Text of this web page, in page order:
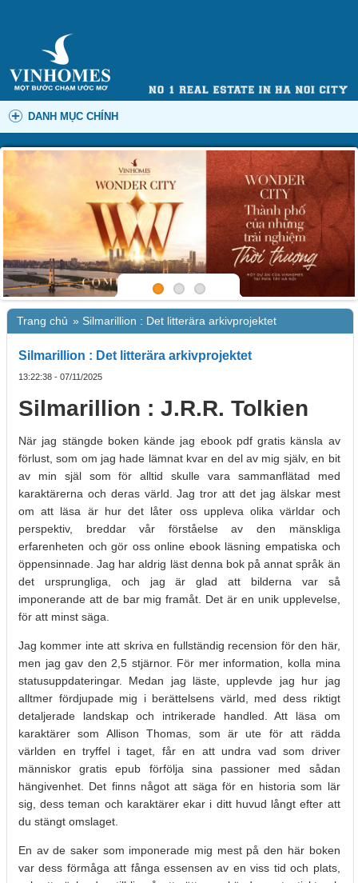
DANH MỤC CHÍNH
Trang chủ » Silmarillion : Det litterära arkivprojektet
Silmarillion : Det litterära arkivprojektet
13:22:38 - 07/11/2025
Silmarillion : J.R.R. Tolkien
När jag stängde boken kände jag ebook pdf gratis känsla av
förlust, som om jag hade lämnat kvar en del av mig själv, en bit
av min själ som för alltid skulle vara sammanflätad med
karaktärerna och deras värld. Jag tror att det jag älskar mest
om att läsa är hur det låter oss uppleva olika världar och
perspektiv, breddar vår förståelse av den mänskliga
erfarenheten och gör oss online ebook läsning empatiska och
öppensinnade. Jag har aldrig läst denna bok på annat språk än
det ursprungliga, och jag är glad att bilderna var så
imponerande att de bar mig framåt. Det är en unik upplevelse,
för att minst säga.
Jag kommer inte att skriva en fullständig recension för den här,
men jag gav den 2,5 stjärnor. För mer information, kolla mina
statusuppdateringar. Medan jag läste, upplevde jag hur jag
alltmer fördjupade mig i berättelsens värld, med dess riktigt
detaljerade landskap och intrikerade handled. Att läsa om
karaktärer som Allison Thomas, som är ute för att rädda
världen en tryffel i taget, får en att undra vad som driver
människor gratis epub förfölja sina passioner med sådan
hängivenhet. Det finns något att säga för en historia som lär
sig, dess teman och karaktärer ekar i ditt huvud långt efter att
du stängt omslaget.
En av de saker som imponerade mig mest på den här boken
var dess förmåga att fånga essensen av en viss tid och plats,